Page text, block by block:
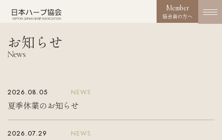
協会の取り組み
コンクール
Member
協会員の方へ
お知らせ
News
2026.08.05 NEWS
夏季休業のお知らせ
2026.07.29 NEWS